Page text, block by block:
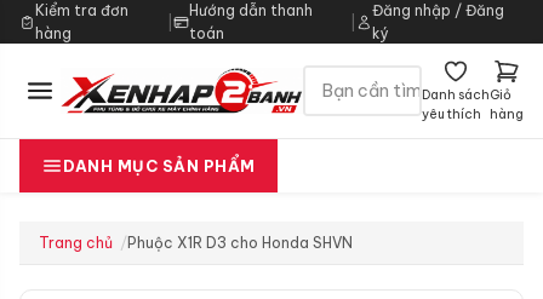
Kiểm tra đơn
hàng
|
Hướng dẫn thanh
toán
Đăng nhập / Đăng
ký
Danh sách
yêu thích
Giỏ
hàng
DANH MỤC SẢN PHẨM
Trang chủ Phuộc X1R D3 cho Honda SHVN